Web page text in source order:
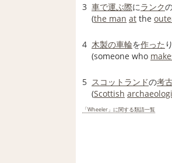
3 車で運ぶ際にランク
(the man at the
4 木製の車輪を作った り
(someone who
5 スコットランドの考
(Scottish
「Wheeler」に関する類語一覧